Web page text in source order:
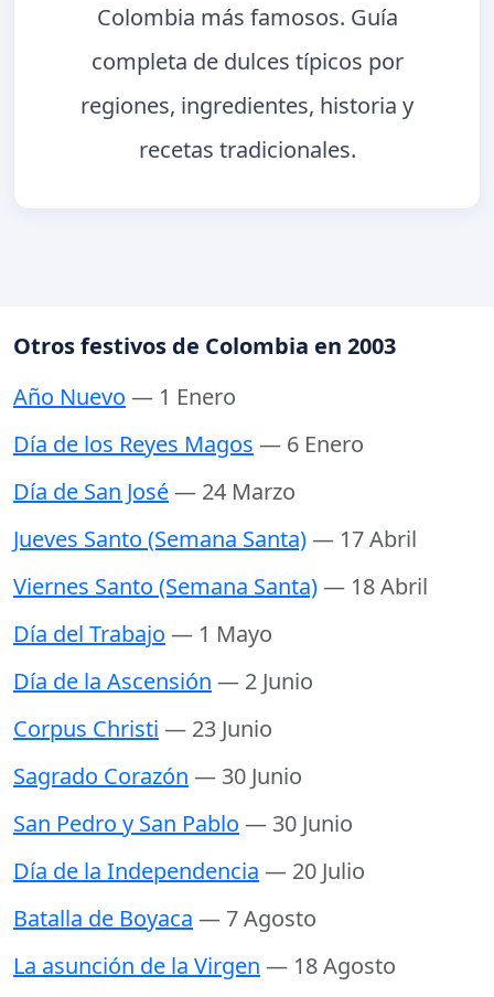
Colombia más famosos. Guía
completa de dulces típicos por
regiones, ingredientes, historia y
recetas tradicionales.
Otros festivos de Colombia en 2003
Año Nuevo — 1 Enero
Día de los Reyes Magos — 6 Enero
Día de San José— 24 Marzo
Jueves Santo (Semana Santa)— 17 Abril
Viernes Santo (Semana Santa)— 18 Abril
Día del Trabajo — 1 Mayo
Día de la Ascensión — 2 Junio
Corpus Christi — 23 Junio
Sagrado Corazón — 30 Junio
San Pedro y San Pablo — 30 Junio
Día de la Independencia — 20 Julio
Batalla de Boyaca — 7 Agosto
La asunción de la Virgen — 18 Agosto